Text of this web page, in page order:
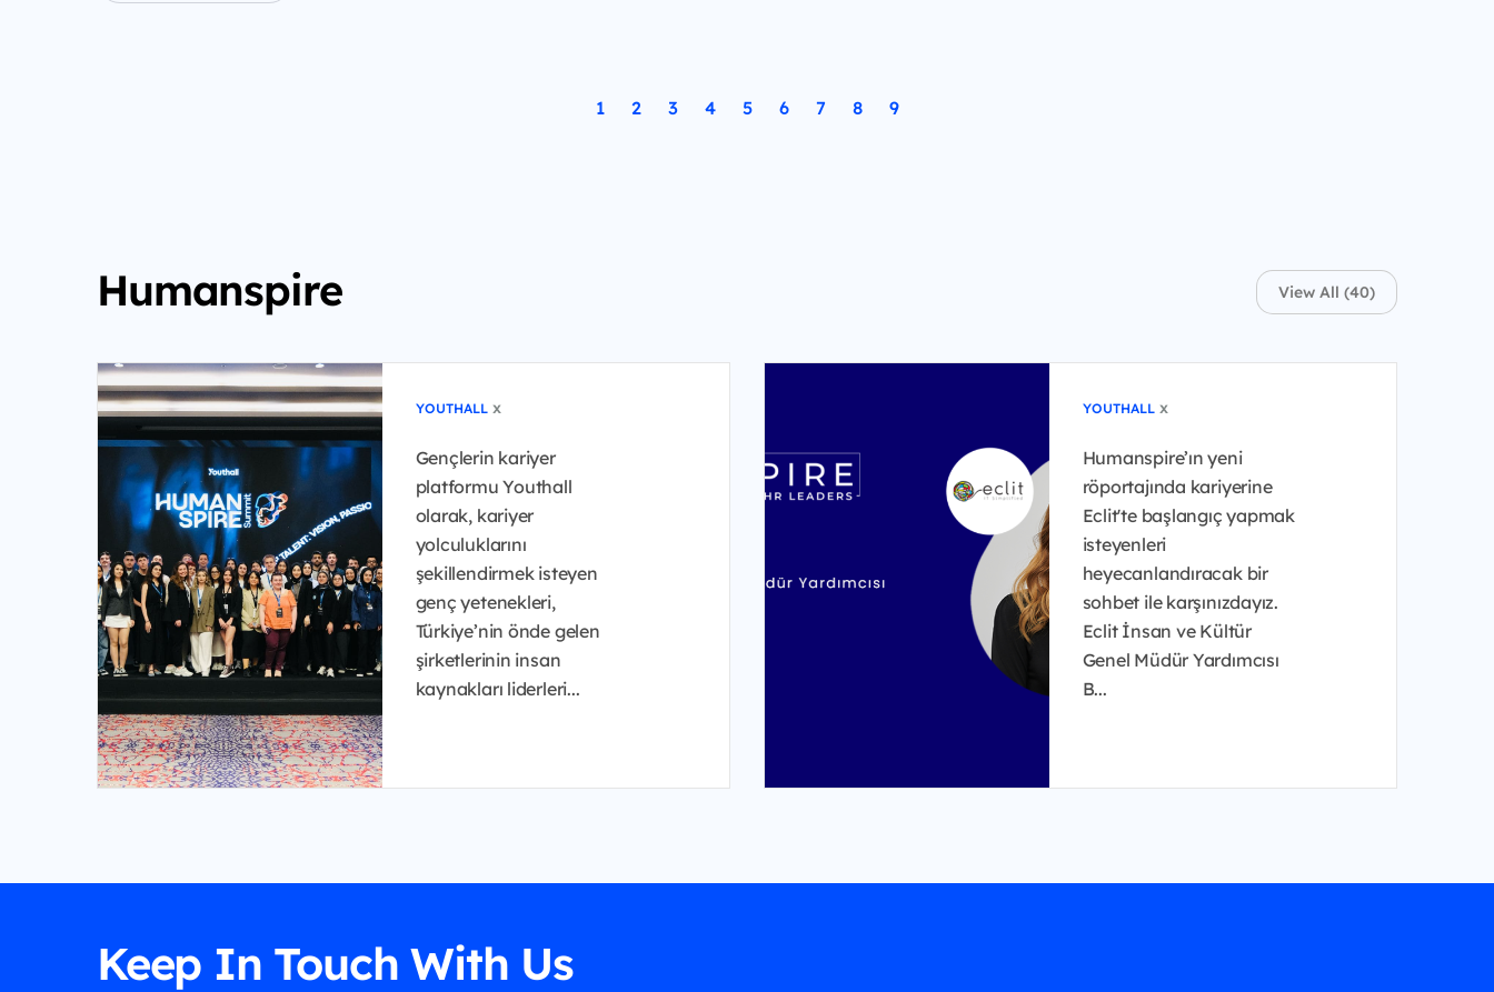
1 2 3 4 5 6 7 8 9
Humanspire View All (40)
YOUTHALL x
Gençlerin kariyer
platformu Youthall
olarak, kariyer
yolculuklarını
şekillendirmek isteyen
genç yetenekleri,
Türkiye’nin önde gelen
şirketlerinin insan
kaynakları liderleri...
YOUTHALL x
Humanspire’ın yeni
röportajında kariyerine
Eclit'te başlangıç yapmak
isteyenleri
heyecanlandıracak bir
sohbet ile karşınızdayız.
Eclit İnsan ve Kültür
Genel Müdür Yardımcısı
B...
Keep In Touch With Us